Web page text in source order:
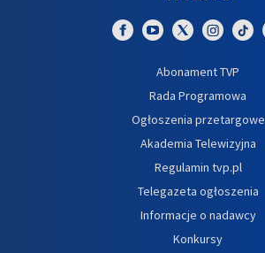
Abonament TVP
Rada Programowa
Ogłoszenia przetargowe
Akademia Telewizyjna
Regulamin tvp.pl
Telegazeta ogłoszenia
Informacje o nadawcy
Konkursy